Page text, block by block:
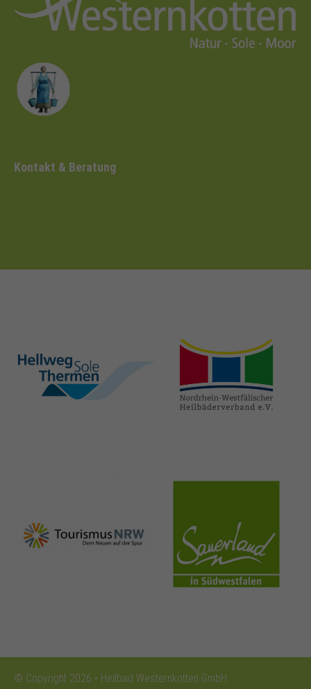
Kontakt & Beratung
hellweg-sole-
thermen.de
heilbaeder.de
nrw-
tourismus.de
sauerland.co
m
© Copyright 2026 • Heilbad Westernkotten GmbH